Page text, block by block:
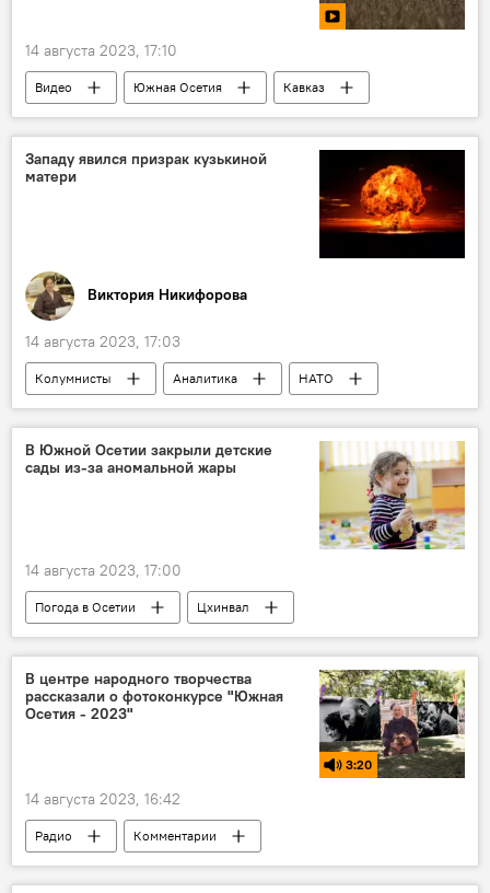
14 августа 2023, 17:10
Видео Южная Осетия
Кавказ
Сельское хозяйство
Экономика
Цхинвальский район РЮО
Западу явился призрак кузькиной
матери
Виктория Никифорова
14 августа 2023, 17:03
Колумнисты Аналитика
НАТО
Космос
Россия
США
Запад
Безопасность
ученые
Политика
В Южной Осетии закрыли детские
сады из-за аномальной жары
14 августа 2023, 17:00
Погода в Осетии
Цхинвал
Южная Осетия
Новости
Общество
Дети
В центре народного творчества
рассказали о фотоконкурсе "Южная
Осетия - 2023"
3:20
14 августа 2023, 16:42
Радио
Комментарии
Южная Осетия
Культура
Новости